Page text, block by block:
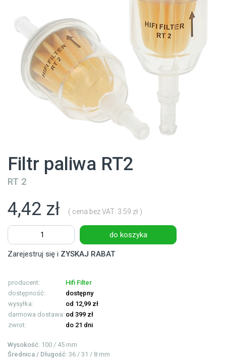
Filtr paliwa RT2
RT 2
4,42 zł ( cena bez VAT: 3.59 zł )
do koszyka
Zarejestruj się i ZYSKAJ RABAT
producent:
Hifi Filter
dostępność:
dostępny
wysyłka:
od 12,99 zł
darmowa dostawa: od 399 zł
zwrot:
do 21 dni
Wysokość: 100 / 45 mm
Średnica / Długość: 36 / 31 / 8 mm